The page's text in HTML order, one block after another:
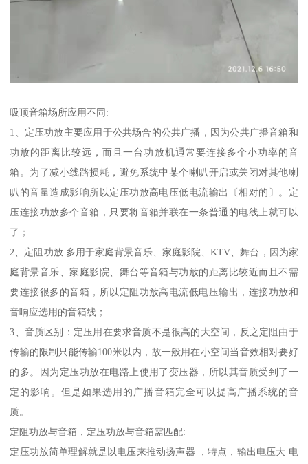
吸顶音箱场所应用不同:
1、定压功放主要应用于公共场合的公共广播，因为公共广播音箱和
功放的距离比较远，而且一台功放机通常要连接多个小功率的音
箱。为了减小线路损耗，避免系统中某个喇叭开启或关闭对其他喇
叭的音量造成影响所以定压功放高电压低电流输出〔相对的〕。定
压连接功放多个音箱，只要将音箱并联在一条普通的电线上就可以
了；
2、定阻功放.多用于家庭背景音乐、家庭影院、KTV、舞台，因为家
庭背景音乐、家庭影院、舞台等音箱与功放的距离比较近而且不需
要连接很多的音箱，所以定阻功放高电流低电压输出，连接功放和
音响应选用的音箱线；
3、音质区别：定压用在要求音质不是很高的大空间，反之定阻由于
传输的限制只能传输100米以内，故一般用在小空间当音效相对要好
的多。因为定压功放在电路上使用了变压器，所以其音质受到了一
定的影响。但是如果选用的广播音箱完全可以提高广播系统的音
质。
定阻功放与音箱，定压功放与音箱需匹配:
定压功放简单理解就是以电压来推动扬声器 ，特点，输出电压大 电